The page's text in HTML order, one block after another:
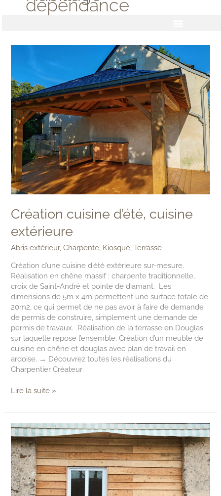
dépendance
Création cuisine d’été, cuisine
extérieure
Abris extérieur,Charpente, Kiosque,Terrasse
Création d’une cuisine d’été extérieure sur-mesure.
Réalisation en chêne massif : charpente traditionnelle,
croix de Saint-André et pointe de diamant. Les
dimensions de 5m x 4m permettent une surface totale de
20m2, ce qui permet de ne pas avoir à faire de demande
de permis de construire, simplement une demande de
permis de travaux. Réalisation de la terrasse en Douglas
sur laquelle repose l’ensemble. Création d’un meuble de
cuisine en chêne et douglas avec plan de travail en
ardoise. → Découvrez toutes les réalisations du
Charpentier Créateur
cuisine
extérieure
Lire la suite »
Habillage
d’une
dépendance
en
bois